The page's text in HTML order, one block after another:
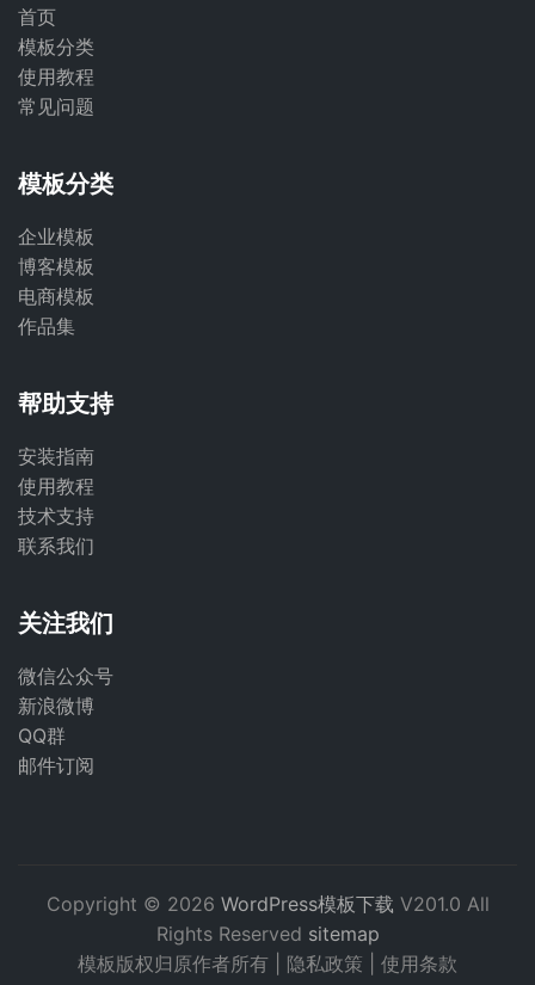
首页
模板分类
使用教程
常见问题
模板分类
企业模板
博客模板
电商模板
作品集
帮助支持
安装指南
使用教程
技术支持
联系我们
关注我们
微信公众号
新浪微博
QQ群
邮件订阅
Copyright © 2026 WordPress模板下载 V201.0 All
Rights Reserved sitemap
模板版权归原作者所有 | 隐私政策 使用条款